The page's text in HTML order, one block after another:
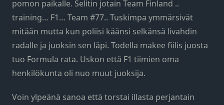
pomon paikalle. Selitin jotain Team Finland ..
training… F1… Team #77.. Tuskimpa ymmärsivät
mitään mutta kun poliisi käänsi selkänsä livahdin
radalle ja juoksin sen läpi. Todella makee fiilis juosta
tuo Formula rata. Uskon että F1 tiimien oma
henkilökunta oli nuo muut juoksija.
Voin ylpeänä sanoa että torstai illasta perjantain